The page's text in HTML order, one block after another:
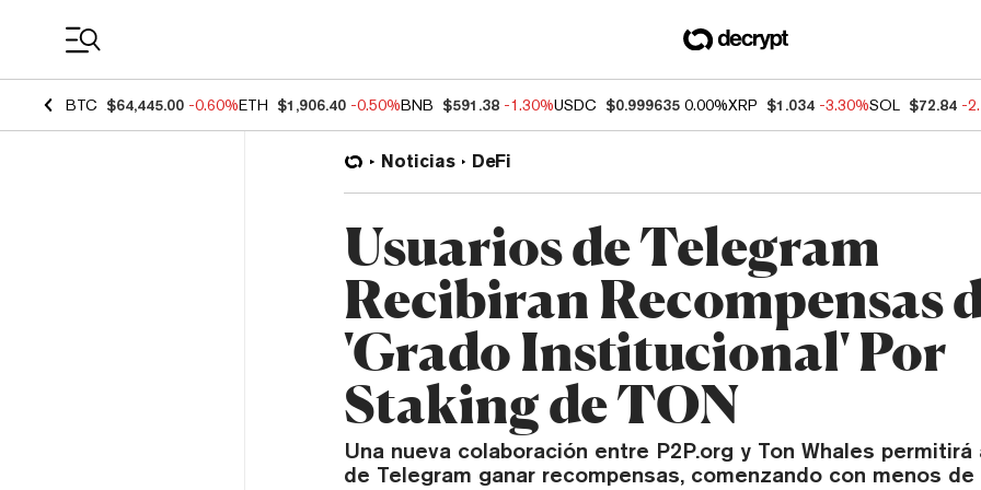
BTC $64,445.00 -0.60%ETH $1,906.40 -0.50%BNB $591.38 -1.30%USDC $0.999635 0.00%XRP $1.034 -3.30%SOL $72.84 -
Noticias DeFi
Usuarios de Telegram
Recibiran Recompensas
'Grado Institucional' Por
Staking de TON
Una nueva colaboración entre P2P.org y Ton Whales
de Telegram ganar recompensas, comenzando con menos de